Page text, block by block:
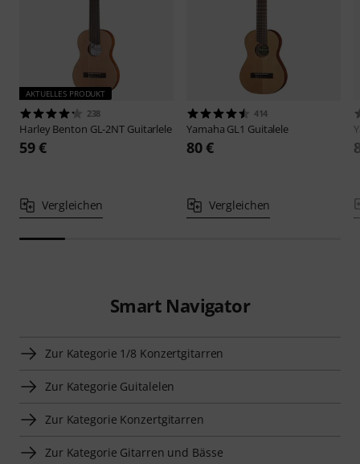
AKTUELLES PRODUKT
238
Harley Benton GL-2NT Guitarlele
59 €
Vergleichen
414
Yamaha GL1 Guitalele
80 €
Vergleichen
Smart Navigator
Zur Kategorie 1/8 Konzertgitarren
Zur Kategorie Guitalelen
Zur Kategorie Konzertgitarren
Zur Kategorie Gitarren und Bässe